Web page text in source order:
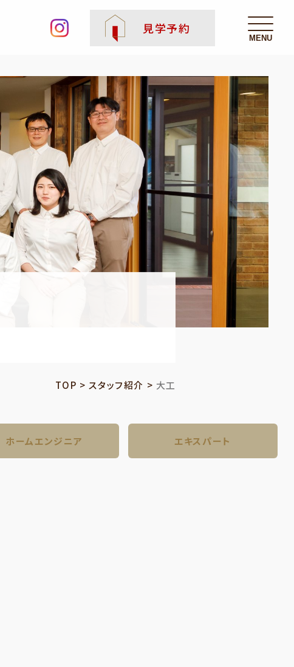
大工 - 株式会社いろはクリエイト公式インスタグ
見学予約
TOP > スタッフ紹介 > 大工
ホームエンジニア エキス パート